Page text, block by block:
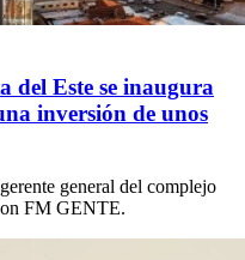
del Este se inaugura
inversión de unos
general del complejo
FM GENTE.